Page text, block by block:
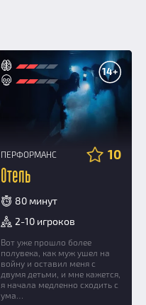
14+
ПЕРФОРМАНС 10
Отель
80 минут
2-10 игроков
Вот уже прошло более
полувека, как муж ушел на
войну и оставил меня с
двумя детьми, и мне кажется,
я начала медленно сходить с
ума…